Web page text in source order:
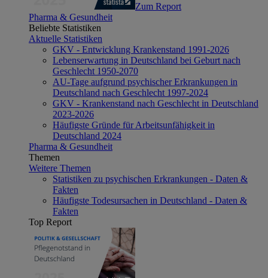
Zum Report
Pharma & Gesundheit
Beliebte Statistiken
Aktuelle Statistiken
GKV - Entwicklung Krankenstand 1991-2026
Lebenserwartung in Deutschland bei Geburt nach
Geschlecht 1950-2070
AU-Tage aufgrund psychischer Erkrankungen in
Deutschland nach Geschlecht 1997-2024
GKV - Krankenstand nach Geschlecht in Deutschland
2023-2026
Häufigste Gründe für Arbeitsunfähigkeit in
Deutschland 2024
Pharma & Gesundheit
Themen
Weitere Themen
Statistiken zu psychischen Erkrankungen - Daten &
Fakten
Häufigste Todesursachen in Deutschland - Daten &
Fakten
Top Report